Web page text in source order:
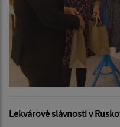
Lekvárové slávnosti v